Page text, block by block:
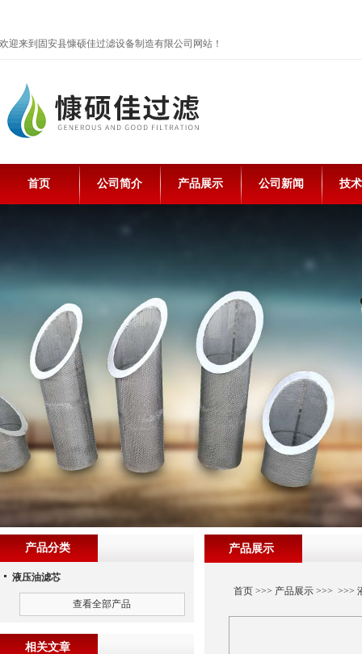
欢迎来到固安县慷硕佳过滤设备制造有限公司网站！
首页 公司简介 产品展示 公司新闻 技
产品展示
首页>>> 产品展示>>> >>>
产品分类
液压油滤芯
查看全部产品
相关文章